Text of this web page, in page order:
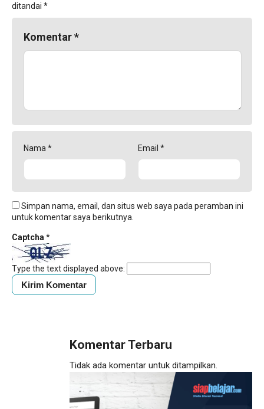
ditandai *
Komentar*
Nama * Email *
Simpan nama, email, dan situs web saya pada peramban ini
untuk komentar saya berikutnya.
Captcha *
Type the text displayed above:
Komentar Terbaru
Tidak ada komentar untuk ditampilkan.